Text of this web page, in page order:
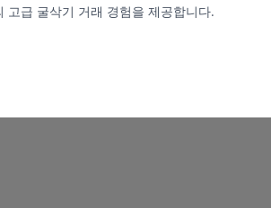
고급 굴삭기 거래 경험을 제공합니다.